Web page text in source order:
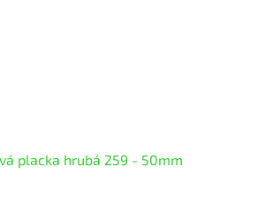
placka hrubá 259 - 50mm